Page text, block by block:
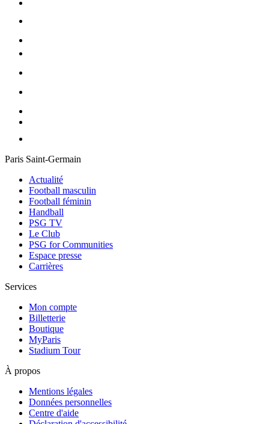
Paris Saint-Germain
Actualité
Football masculin
Football féminin
Handball
PSG TV
Le Club
PSG for Communities
Espace presse
Carrières
Services
Mon compte
Billetterie
Boutique
MyParis
Stadium Tour
À propos
Mentions légales
Données personnelles
Centre d'aide